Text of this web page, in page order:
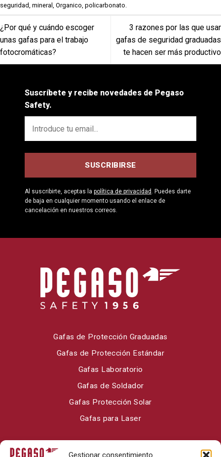
Gestionar consentimiento
seguridad, mineral , Organico, policarbonato.
¿Por qué y cuándo escoger
unas gafas para el trabajo
fotocromáticas?
3 razones por las que usar
gafas de seguridad graduadas
te hacen ser más productivo
Suscríbete y recibe novedades de Pegaso
Safety.
Al suscribirte, aceptas la política de privacidad . Puedes darte
de baja en cualquier momento usando el enlace de
cancelación en nuestros correos.
Gafas de Protección Graduadas
Gafas de Protección Estándar
Gafas Laboratorio
Gafas de Soldador
Gafas Protección Solar
Gafas para Laser
Sobre Pegaso Safety